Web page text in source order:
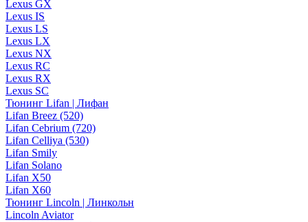
Lexus GX
Lexus IS
Lexus LS
Lexus LX
Lexus NX
Lexus RC
Lexus RX
Lexus SC
Тюнинг Lifan | Лифан
Lifan Breez (520)
Lifan Cebrium (720)
Lifan Celliya (530)
Lifan Smily
Lifan Solano
Lifan X50
Lifan X60
Тюнинг Lincoln | Линкольн
Lincoln Aviator